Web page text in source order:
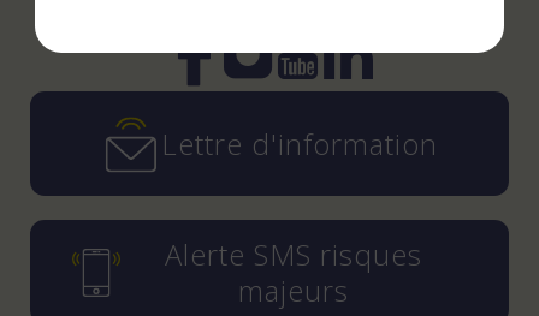
Instagram
YouTube
LinkedIn
Lettre d'information
Alerte SMS risques
majeurs